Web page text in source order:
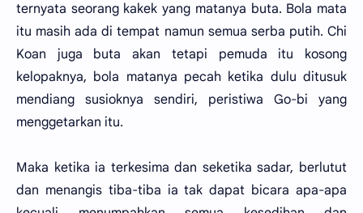
ternyata seorang kakek yang matanya buta. Bola mata
itu masih ada di tempat namun semua serba putih. Chi
Koan juga buta akan tetapi pemuda itu kosong
kelopaknya, bola matanya pecah ketika dulu ditusuk
mendiang susioknya sendiri, peristiwa Go-bi yang
menggetarkan itu.
Maka ketika ia terkesima dan seketika sadar, berlutut
dan menangis tiba-tiba ia tak dapat bicara apa-apa